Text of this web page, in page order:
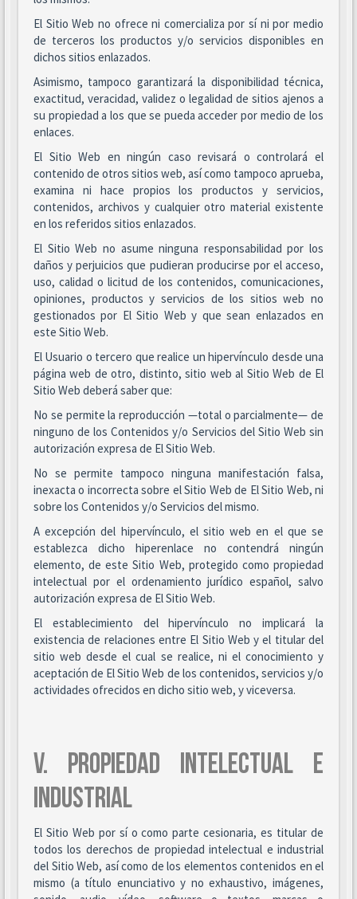
El Sitio Web no ofrece ni comercializa por sí ni por medio
de terceros los productos y/o servicios disponibles en
dichos sitios enlazados.
Asimismo, tampoco garantizará la disponibilidad técnica,
exactitud, veracidad, validez o legalidad de sitios ajenos a
su propiedad a los que se pueda acceder por medio de los
enlaces.
El Sitio Web en ningún caso revisará o controlará el
contenido de otros sitios web, así como tampoco aprueba,
examina ni hace propios los productos y servicios,
contenidos, archivos y cualquier otro material existente
en los referidos sitios enlazados.
El Sitio Web no asume ninguna responsabilidad por los
daños y perjuicios que pudieran producirse por el acceso,
uso, calidad o licitud de los contenidos, comunicaciones,
opiniones, productos y servicios de los sitios web no
gestionados por El Sitio Web y que sean enlazados en
este Sitio Web.
El Usuario o tercero que realice un hipervínculo desde una
página web de otro, distinto, sitio web al Sitio Web de El
Sitio Web deberá saber que:
No se permite la reproducción —total o parcialmente— de
ninguno de los Contenidos y/o Servicios del Sitio Web sin
autorización expresa de El Sitio Web.
No se permite tampoco ninguna manifestación falsa,
inexacta o incorrecta sobre el Sitio Web de El Sitio Web, ni
sobre los Contenidos y/o Servicios del mismo.
A excepción del hipervínculo, el sitio web en el que se
establezca dicho hiperenlace no contendrá ningún
elemento, de este Sitio Web, protegido como propiedad
intelectual por el ordenamiento jurídico español, salvo
autorización expresa de El Sitio Web.
El establecimiento del hipervínculo no implicará la
existencia de relaciones entre El Sitio Web y el titular del
sitio web desde el cual se realice, ni el conocimiento y
aceptación de El Sitio Web de los contenidos, servicios y/o
actividades ofrecidos en dicho sitio web, y viceversa.
V. PROPIEDAD INTELECTUAL E
INDUSTRIAL
El Sitio Web por sí o como parte cesionaria, es titular de
todos los derechos de propiedad intelectual e industrial
del Sitio Web, así como de los elementos contenidos en el
mismo (a título enunciativo y no exhaustivo, imágenes,